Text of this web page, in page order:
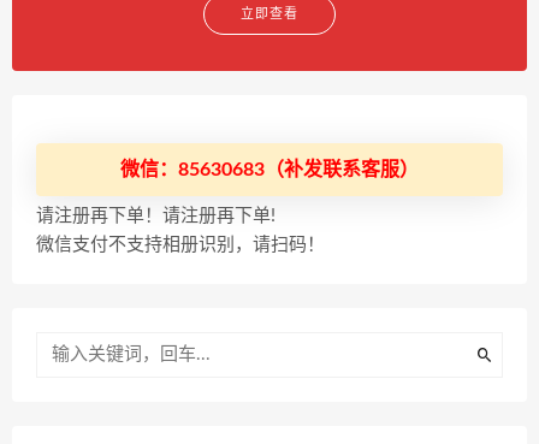
立即查看
微信：85630683（补发联系客服）
请注册再下单！请注册再下单!
微信支付不支持相册识别，请扫码！